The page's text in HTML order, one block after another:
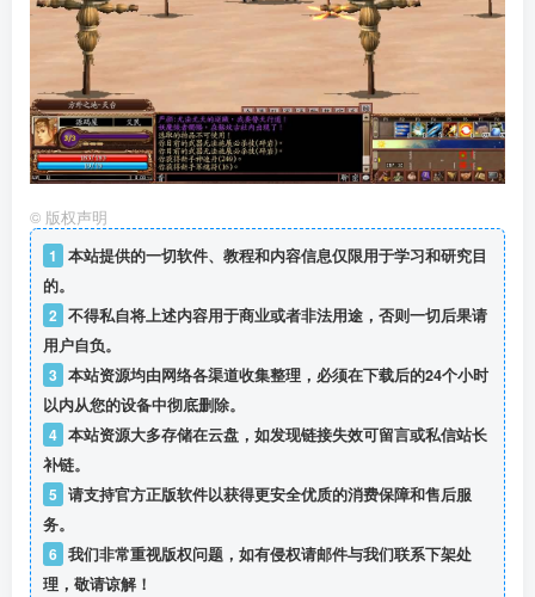
© 版权声明
1
本站提供的一切软件、教程和内容信息仅限用于学习和研究目
的。
2 不得私自将上述内容用于商业或者非法用途，否则一切后果请
用户自负。
3 本站资源均由网络各渠道收集整理，必须在下载后的24个小时
以内从您的设备中彻底删除。
4 本站资源大多存储在云盘，如发现链接失效可留言或私信站长
补链。
5 请支持官方正版软件以获得更安全优质的消费保障和售后服
务。
6 我们非常重视版权问题，如有侵权请邮件与我们联系下架处
理，敬请谅解！